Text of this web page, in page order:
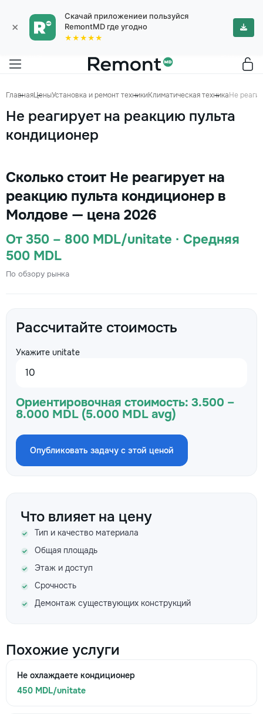
×
Скачай приложениеи пользуйся
RemontMD где угодно
★★★★★
ГлавнаяЦеныУстановка и ремонт техникиКлиматическая техникаНе
Не реагирует на реакцию пульта
кондиционер
Сколько стоит Не реагирует на
реакцию пульта кондиционер в
Молдове — цена 2026
От 350 – 800 MDL/unitate · Средняя
500 MDL
По обзору рынка
Рассчитайте стоимость
Укажите unitate
Ориентировочная стоимость: 3.500 –
8.000 MDL (5.000 MDL avg)
Опубликовать задачу с этой ценой
Что влияет на цену
Тип и качество материала
Общая площадь
Этаж и доступ
Срочность
Демонтаж существующих конструкций
Похожие услуги
Не охлаждаете кондиционер
450 MDL/unitate